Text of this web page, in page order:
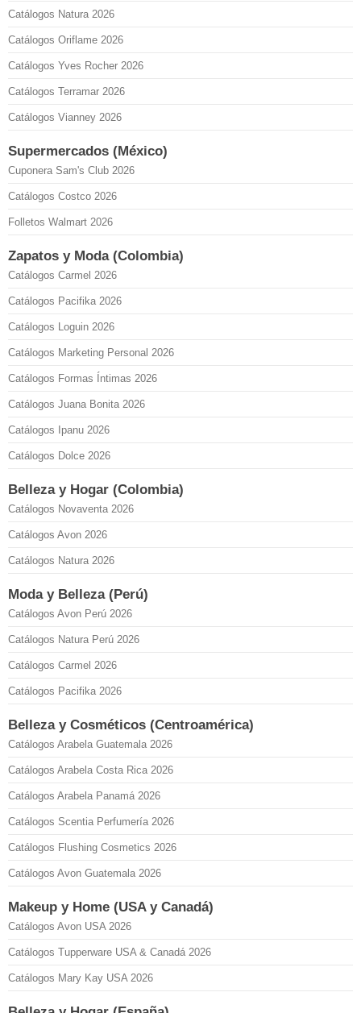
Catálogos Natura 2026
Catálogos Oriflame 2026
Catálogos Yves Rocher 2026
Catálogos Terramar 2026
Catálogos Vianney 2026
Supermercados (México)
Cuponera Sam's Club 2026
Catálogos Costco 2026
Folletos Walmart 2026
Zapatos y Moda (Colombia)
Catálogos Carmel 2026
Catálogos Pacifika 2026
Catálogos Loguin 2026
Catálogos Marketing Personal 2026
Catálogos Formas Íntimas 2026
Catálogos Juana Bonita 2026
Catálogos Ipanu 2026
Catálogos Dolce 2026
Belleza y Hogar (Colombia)
Catálogos Novaventa 2026
Catálogos Avon 2026
Catálogos Natura 2026
Moda y Belleza (Perú)
Catálogos Avon Perú 2026
Catálogos Natura Perú 2026
Catálogos Carmel 2026
Catálogos Pacifika 2026
Belleza y Cosméticos (Centroamérica)
Catálogos Arabela Guatemala 2026
Catálogos Arabela Costa Rica 2026
Catálogos Arabela Panamá 2026
Catálogos Scentia Perfumería 2026
Catálogos Flushing Cosmetics 2026
Catálogos Avon Guatemala 2026
Makeup y Home (USA y Canadá)
Catálogos Avon USA 2026
Catálogos Tupperware USA & Canadá 2026
Catálogos Mary Kay USA 2026